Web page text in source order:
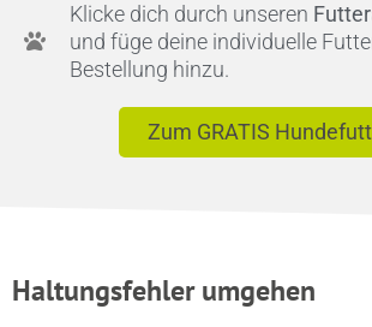
Klicke dich durch unseren
und füge deine individuelle
Bestellung hinzu.
Zum GRATIS
Haltungsfehler umgehen